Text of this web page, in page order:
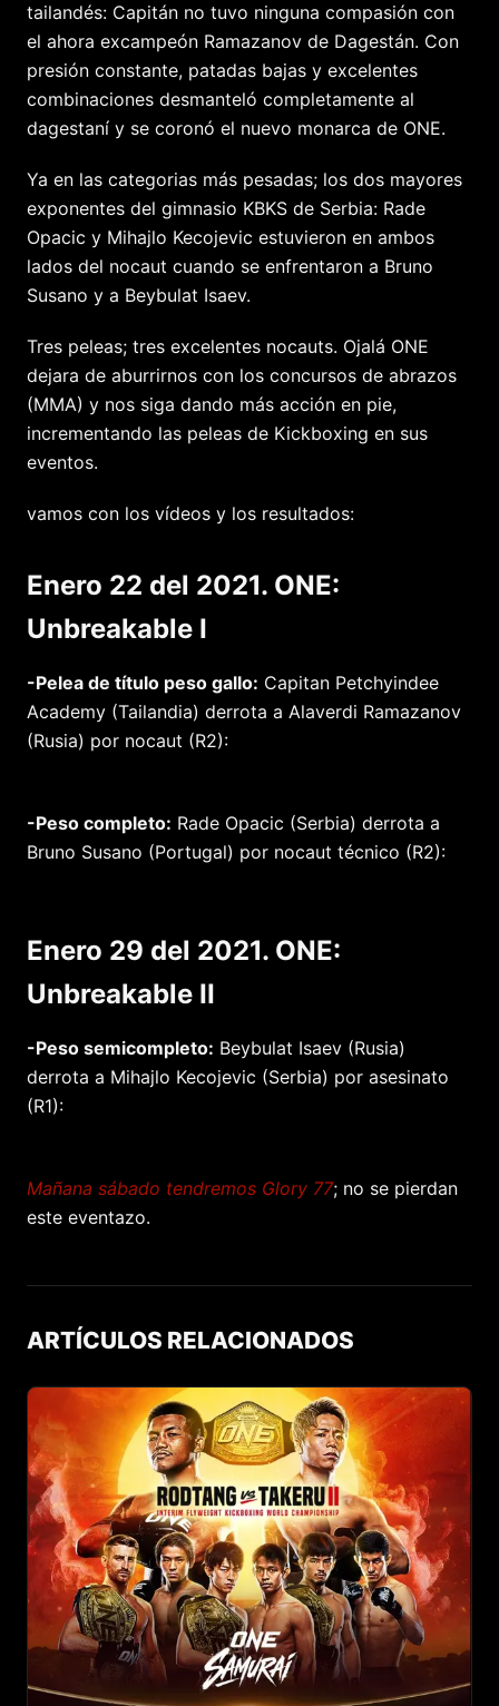
tailandés: Capitán no tuvo ninguna compasión con
el ahora excampeón Ramazanov de Dagestán. Con
presión constante, patadas bajas y excelentes
combinaciones desmanteló completamente al
dagestaní y se coronó el nuevo monarca de ONE.
Ya en las categorias más pesadas; los dos mayores
exponentes del gimnasio KBKS de Serbia: Rade
Opacic y Mihajlo Kecojevic estuvieron en ambos
lados del nocaut cuando se enfrentaron a Bruno
Susano y a Beybulat Isaev.
Tres peleas; tres excelentes nocauts. Ojalá ONE
dejara de aburrirnos con los concursos de abrazos
(MMA) y nos siga dando más acción en pie,
incrementando las peleas de Kickboxing en sus
eventos.
vamos con los vídeos y los resultados:
Enero 22 del 2021. ONE:
Unbreakable I
-Pelea de título peso gallo: Capitan Petchyindee
Academy (Tailandia) derrota a Alaverdi Ramazanov
(Rusia) por nocaut (R2):
-Peso completo: Rade Opacic (Serbia) derrota a
Bruno Susano (Portugal) por nocaut técnico (R2):
Enero 29 del 2021. ONE:
Unbreakable II
-Peso semicompleto: Beybulat Isaev (Rusia)
derrota a Mihajlo Kecojevic (Serbia) por asesinato
(R1):
Mañana sábado tendremos Glory 77; no se pierdan
este eventazo.
ARTÍCULOS RELACIONADOS